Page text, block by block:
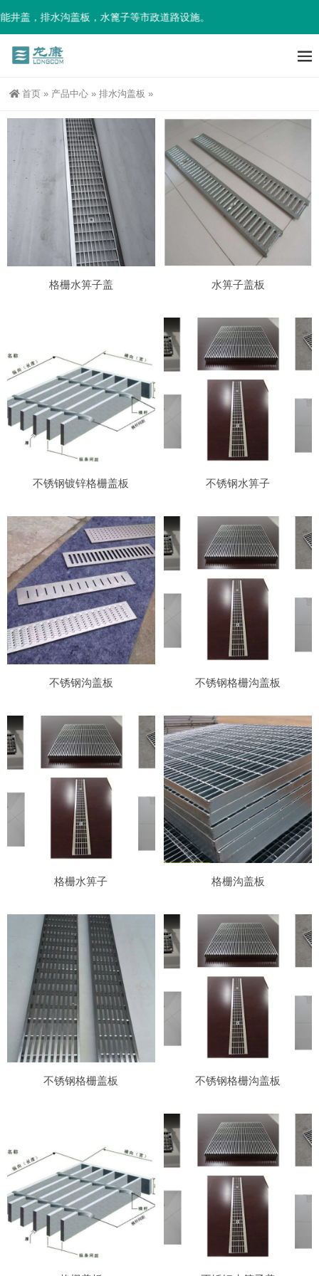
盖，排水沟盖板，水篦子等市政道路设施。
首页 » 产品中心 » 排水沟盖板 »
格栅水箅子盖 水箅子盖板
不锈钢镀锌格栅盖板 不锈钢水箅子
不锈钢沟盖板 不锈钢格栅沟盖板
格栅水箅子 格栅沟盖板
不锈钢格栅盖板 不锈钢格栅沟盖板